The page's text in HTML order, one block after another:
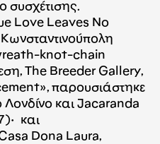
συσχέτισης.
Love Leaves No
knot-chain
The Breeder Gallery,
παρουσιάστηκε
Λονδίνο και Jacaranda
και
Dona Laura,